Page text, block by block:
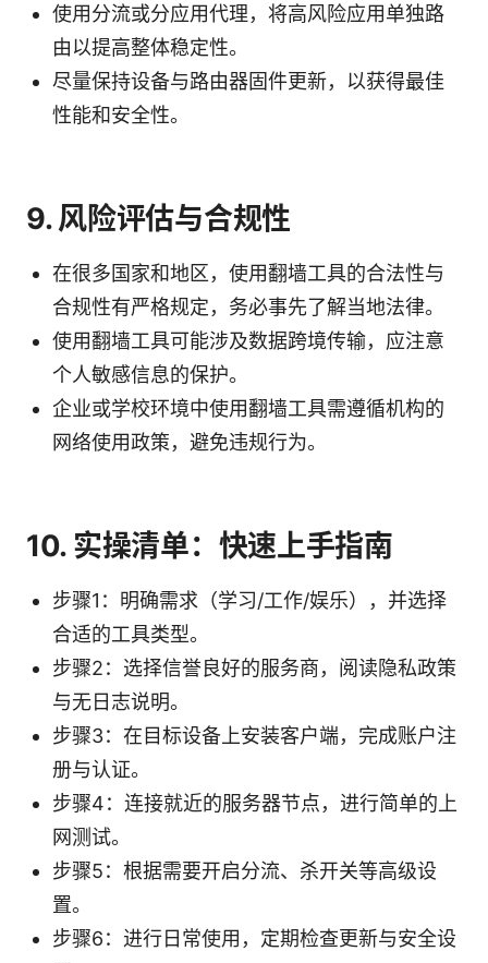
使用分流或分应用代理，将高风险应用单独路
由以提高整体稳定性。
尽量保持设备与路由器固件更新，以获得最佳
性能和安全性。
9. 风险评估与合规性
在很多国家和地区，使用翻墙工具的合法性与
合规性有严格规定，务必事先了解当地法律。
使用翻墙工具可能涉及数据跨境传输，应注意
个人敏感信息的保护。
企业或学校环境中使用翻墙工具需遵循机构的
网络使用政策，避免违规行为。
10. 实操清单：快速上手指南
步骤1：明确需求（学习/工作/娱乐），并选择
合适的工具类型。
步骤2：选择信誉良好的服务商，阅读隐私政策
与无日志说明。
步骤3：在目标设备上安装客户端，完成账户注
册与认证。
步骤4：连接就近的服务器节点，进行简单的上
网测试。
步骤5：根据需要开启分流、杀开关等高级设
置。
步骤6：进行日常使用，定期检查更新与安全设